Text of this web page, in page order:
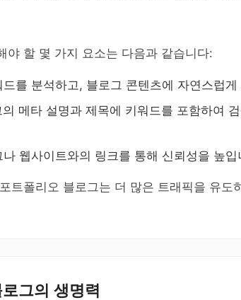
야 할 몇 가지 요소는 다음과 같습니다:
드를 분석하고, 블로그 콘텐츠에 자연스럽
의 메타 설명과 제목에 키워드를 포함하여
나 웹사이트와의 링크를 통해 신뢰성을 높입
트폴리오 블로그는 더 많은 트래픽을 유도
그의 생명력